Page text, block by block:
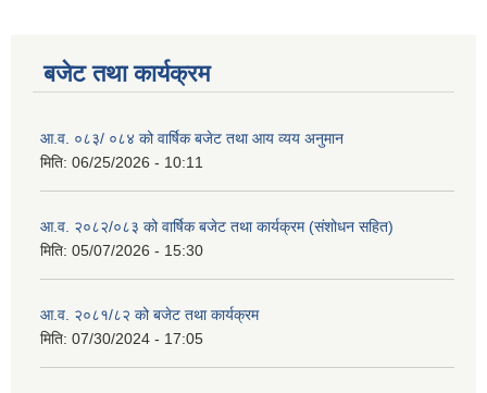
बजेट तथा कार्यक्रम
आ.व. ०८३/ ०८४ को वार्षिक बजेट तथा आय व्यय अनुमान
मिति: 06/25/2026 - 10:11
आ.व. २०८२/०८३ को वार्षिक बजेट तथा कार्यक्रम (संशोधन सहित)
मिति: 05/07/2026 - 15:30
आ.व. २०८१/८२ को बजेट तथा कार्यक्रम
मिति: 07/30/2024 - 17:05